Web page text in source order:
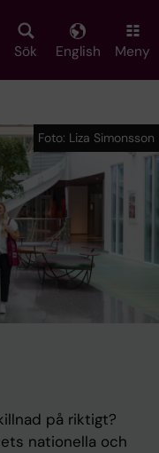
Sök English Meny
på riktigt?
nationella och
Foto: Liza Simonsson
Foto: Liza Simonsson